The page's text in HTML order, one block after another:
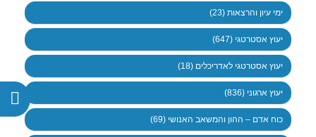
ימי עיון והרצאות (23)
יעוץ אסטרטגי (647)
יעוץ אסטרטגי לאדריכלים (18)
יעוץ ארגוני (836)
כוח אדם – ההון והמשאב האנושי (69)